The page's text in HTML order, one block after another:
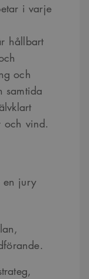
i varje
hållbart
och
samtida
och vind.
en jury